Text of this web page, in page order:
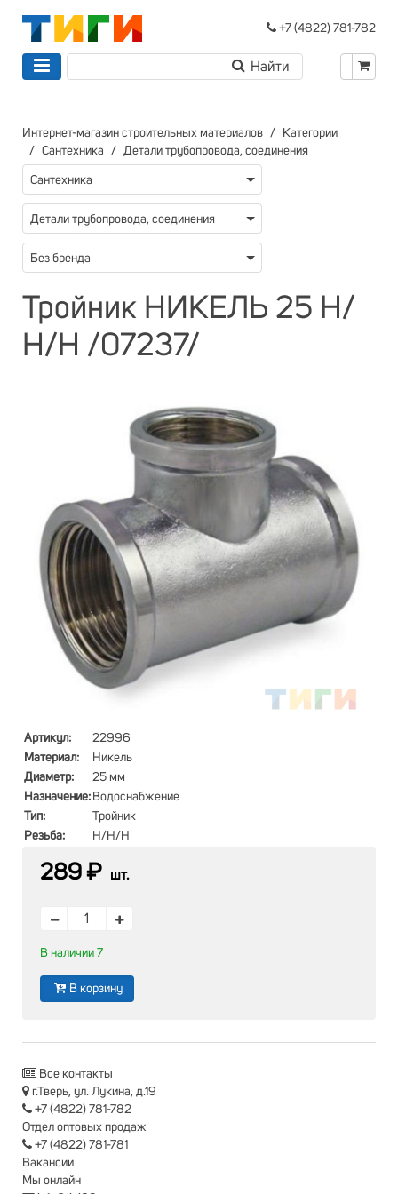
+7 (4822) 781-782
Интернет-магазин строительных материалов
Категории
Сантехника
Детали трубопровода, соединения
Сантехника
Детали трубопровода, соединения
Без бренда
Тройник НИКЕЛЬ 25 Н/
Н/Н /07237/
Артикул:
22996
Материал:
Никель
Диаметр:
25 мм
Назначение: Водоснабжение
Тип:
Тройник
Резьба:
Н/Н/Н
289 ₽ шт.
В наличии 7
В корзину
Все контакты
г.Тверь, ул. Лукина, д.19
+7 (4822) 781-782
Отдел оптовых продаж
+7 (4822) 781-781
Вакансии
Мы онлайн